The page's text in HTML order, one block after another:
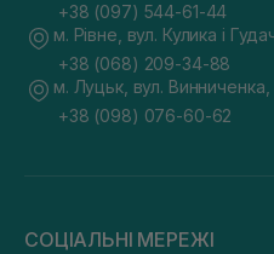
+38 (097) 544-61-44
м. Рівне, вул. Кулика і
+38 (068) 209-34-88
м. Луцьк, вул. Винниченка,
+38 (098) 076-60-62
СОЦІАЛЬНІ МЕРЕЖІ